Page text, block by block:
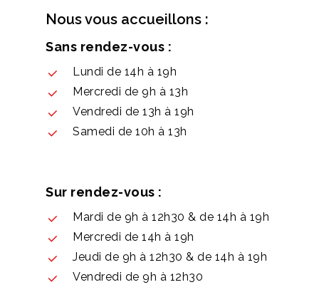
Nous vous accueillons :
Sans rendez-vous :
Lundi de 14h à 19h
Mercredi de 9h à 13h
Vendredi de 13h à 19h
Samedi de 10h à 13h
Sur rendez-vous :
Mardi de 9h à 12h30 & de 14h à 19h
Mercredi de 14h à 19h
Jeudi de 9h à 12h30 & de 14h à 19h
Vendredi de 9h à 12h30